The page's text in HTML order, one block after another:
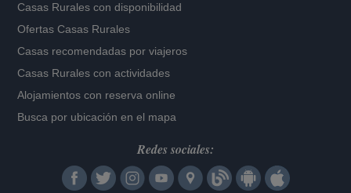
Casas Rurales con disponibilidad
Ofertas Casas Rurales
Casas recomendadas por viajeros
Casas Rurales con actividades
Alojamientos con reserva online
Busca por ubicación en el mapa
Redes sociales: